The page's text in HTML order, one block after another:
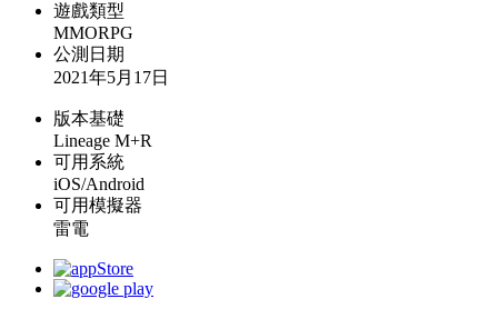
遊戲類型
MMORPG
公測日期
2021年5月17日
版本基礎
Lineage M+R
可用系統
iOS/Android
可用模擬器
雷電